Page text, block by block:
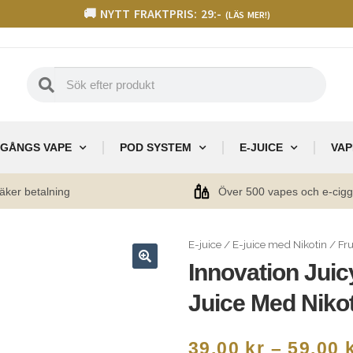
🚚 NYTT FRAKTPRIS: 29:- (LÄS MER!)
VAPE POD SYSTEM E-JUICE
betalning Över 500 vapes och e-cigg
E-juice/ E-juice med Nikotin /
Innovation
Juice Med
39,00 kr – 59,00